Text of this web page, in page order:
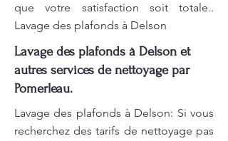
que votre satisfaction soit totale..
Lavage des plafonds à Delson
Lavage des plafonds à Delson et
autres services de nettoyage par
Pomerleau.
Lavage des plafonds à Delson: Si vous
recherchez des tarifs de nettoyage pas